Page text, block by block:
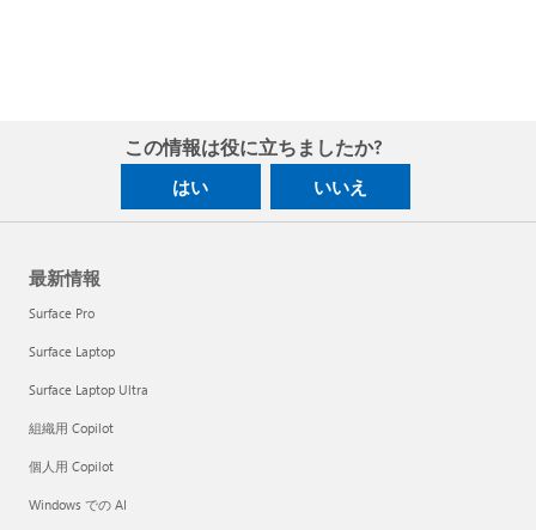
この情報は役に立ちましたか?
はい いいえ
最新情報
Surface Pro
Surface Laptop
Surface Laptop Ultra
組織用 Copilot
個人用 Copilot
Windows での AI